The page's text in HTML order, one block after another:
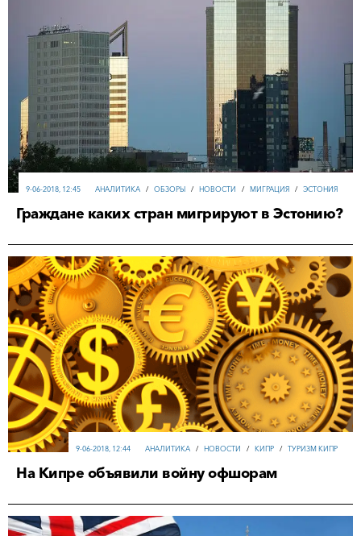
АНАЛИТИКА / ОБЗОРЫ / НОВОСТИ / МИГРАЦИЯ / ЭСТОНИЯ
9-06-2018, 12:45
Граждане каких стран мигрируют в Эстонию?
АНАЛИТИКА / НОВОСТИ / КИПР / ТУРИЗМ КИПР
9-06-2018, 12:44
На Кипре объявили войну офшорам